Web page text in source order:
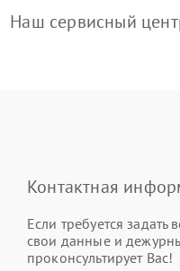
Наш сервисный
Контактная
Если требуется задать
свои данные и
проконсультирует Вас!